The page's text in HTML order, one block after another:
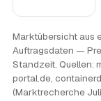
Marktübersicht aus
Auftragsdaten —
Standzeit. Quellen:
portal.de,
(Marktrecherche